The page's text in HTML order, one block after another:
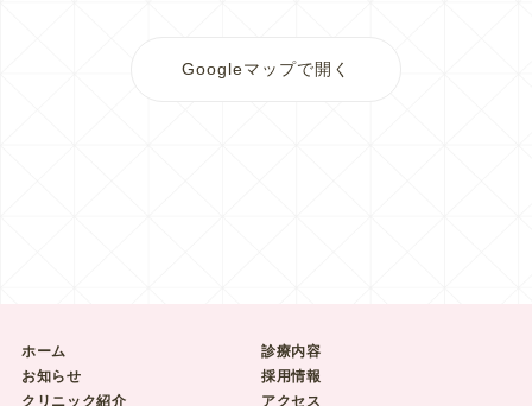
Googleマップで開く
ホーム
お知らせ
クリニック紹介
診療内容
採用情報
アクセス